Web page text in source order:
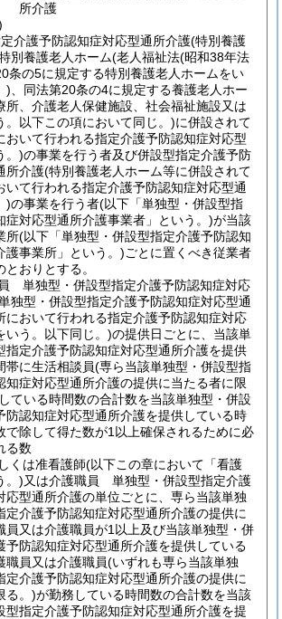
所介護
介護予防認知症対応型通所介護(特別養護
別養護老人ホーム(老人福祉法(昭和38年法
条の5に規定する特別養護老人ホームをい
) 、同法第20条の4に規定する養護老人ホー
所、介護老人保健施設、社会福祉施設又は
。以下この項において同じ。)に併設されて
おいて行われる指定介護予防認知症対応型
。)の事業を行う者及び併設型指定介護予防
所介護(特別養護老人ホーム等に併設されて
いて行われる指定介護予防認知症対応型通
)の事業を行う者(以下「単独型・併設型指
症対応型通所介護事業者」という。)が当該
所(以下「単独型・併設型指定介護予防認知
護事業所」という。)ごとに置くべき従業者
おりとする。
単独型・併設型指定介護予防認知症対応
独型・併設型指定介護予防認知症対応型通
において行われる指定介護予防認知症対応
いう。以下同じ。)の提供日ごとに、当該単
指定介護予防認知症対応型通所介護を提供
帯に生活相談員(専ら当該単独型・併設型指
知症対応型通所介護の提供に当たる者に限
ている時間数の合計数を当該単独型・併設
防認知症対応型通所介護を提供している時
で除して得た数が1以上確保されるために必
る数
くは准看護師(以下この章において「看護
。)又は介護職員 単独型・併設型指定介護
応型通所介護の単位ごとに、専ら当該単独
定介護予防認知症対応型通所介護の提供に
員又は介護職員が1以上及び当該単独型・併
予防認知症対応型通所介護を提供している
職員又は介護職員(いずれも専ら当該単独
定介護予防認知症対応型通所介護の提供に
る。)が勤務している時間数の合計数を当該
型指定介護予防認知症対応型通所介護を提